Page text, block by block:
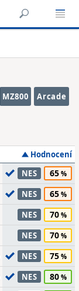
MZ800 Arcade
Hodnocení
NES 65
NES 65
NES 70
NES 70
NES 75
NES 80